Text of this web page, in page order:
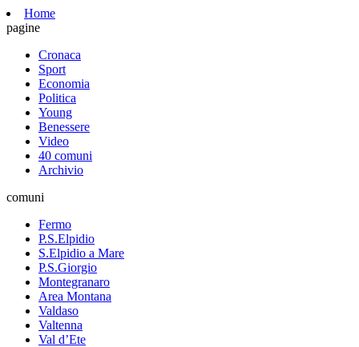
Home
pagine
Cronaca
Sport
Economia
Politica
Young
Benessere
Video
40 comuni
Archivio
comuni
Fermo
P.S.Elpidio
S.Elpidio a Mare
P.S.Giorgio
Montegranaro
Area Montana
Valdaso
Valtenna
Val d’Ete